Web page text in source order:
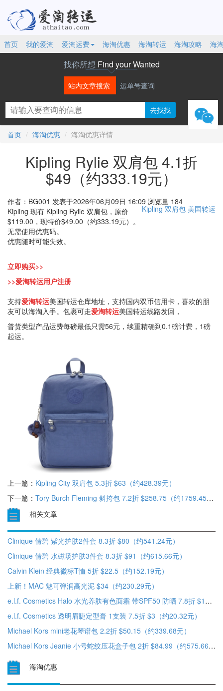
首页 我的爱淘 爱淘运费 海淘优惠 海淘转运 海淘攻略 海
找你所想 Find your Wanted
站内文章搜索 运单号查询
首页 海淘优惠 海淘优惠详情
Kipling Rylie 双肩包 4.1折
$49（约333.19元）
作者：BG001 发表于2026年06月09日 16:09 浏览量 184
Kipling 双肩包 美国转运
Kipling 现有 Kipling Rylie 双肩包，原价
$119.00，现特价$49.00（约333.19元）。
无需使用优惠码。
优惠随时可能失效。
立即购买>>
>>爱淘转运用户注册
支持爱淘转运美国转运仓库地址，支持国内双币信用卡，喜欢的朋
友可以海淘入手。包裹可走爱淘转运美国转运线路发回，
普货类型产品运费每磅最低只需56元，续重精确到0.1磅计费，1磅
起运。
上一篇： Kipling City 双肩包 5.3折 $63（约428.39元）
下一篇： Tory Burch Fleming 斜挎包 7.2折 $258.75（约1759.45元）
相关文章
Clinique 倩碧 紫光护肤2件套 8.3折 $80（约541.24元）
Clinique 倩碧 水磁场护肤3件套 8.3折 $91（约615.66元）
Calvin Klein 经典徽标T恤 5折 $22.5（约152.19元）
上新！MAC 魅可弹润高光泥 $34（约230.29元）
e.l.f. Cosmetics Halo 水光养肤有色面霜 带SPF50 防晒 7.8折 $14（约94.83元）
e.l.f. Cosmetics 透明眉睫定型膏 1支装 7.5折 $3（约20.32元）
Michael Kors mini老花琴谱包 2.2折 $50.15（约339.68元）
Michael Kors Jeanie 小号蛇纹压花盒子包 2折 $84.99（约575.66元）
海淘优惠